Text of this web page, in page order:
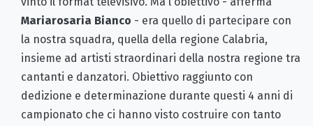
Mariarosaria Bianco - era quello di partecipare con
la nostra squadra, quella della regione Calabria,
insieme ad artisti straordinari della nostra regione tra
cantanti e danzatori. Obiettivo raggiunto con
dedizione e determinazione durante questi 4 anni di
campionato che ci hanno visto costruire con tanto